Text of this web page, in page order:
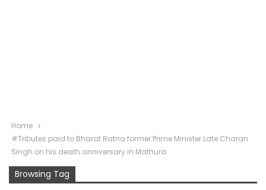
Home
#Tributes paid to Bharat Ratna former Prime Minister Late Charan
Singh on his death anniversary in Mathura
Browsing Tag